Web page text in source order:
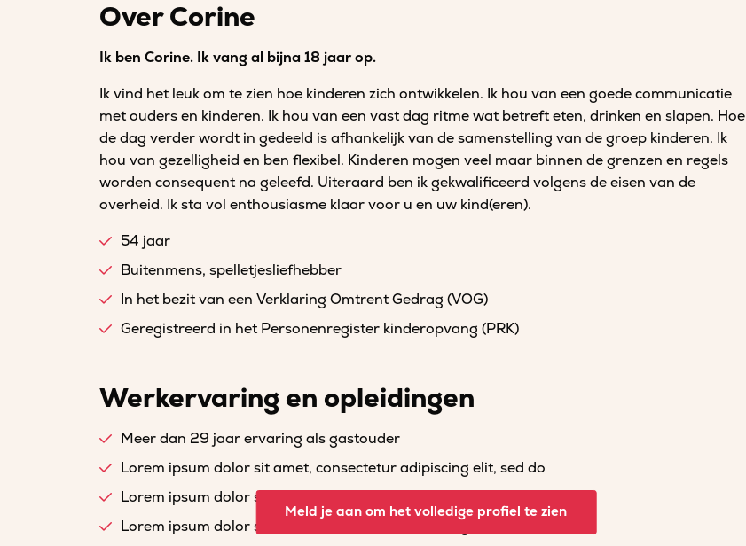
Over Corine
Ik ben Corine. Ik vang al bijna 18 jaar op.
Ik vind het leuk om te zien hoe kinderen zich ontwikkelen. Ik hou van een goede communicatie
met ouders en kinderen. Ik hou van een vast dag ritme wat betreft eten, drinken en slapen. Hoe
de dag verder wordt in gedeeld is afhankelijk van de samenstelling van de groep kinderen. Ik
hou van gezelligheid en ben flexibel. Kinderen mogen veel maar binnen de grenzen en regels
worden consequent na geleefd. Uiteraard ben ik gekwalificeerd volgens de eisen van de
overheid. Ik sta vol enthousiasme klaar voor u en uw kind(eren).
54 jaar
Buitenmens, spelletjesliefhebber
In het bezit van een Verklaring Omtrent Gedrag (VOG)
Geregistreerd in het Personenregister kinderopvang (PRK)
Werkervaring en opleidingen
Meer dan 29 jaar ervaring als gastouder
Lorem ipsum dolor sit amet, consectetur adipiscing elit, sed do
Lorem ipsum dolor sit amet, consectetur adipiscing elit, sed do
Lorem ipsum dolor sit amet, consectetur adipiscing elit, sed do
Meld je aan om het volledige profiel te zien